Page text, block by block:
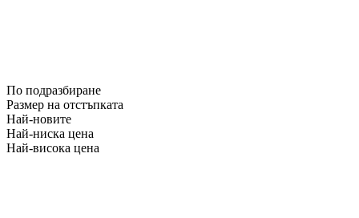
По подразбиране
Размер на отстъпката
Най-новите
Най-ниска цена
Най-висока цена